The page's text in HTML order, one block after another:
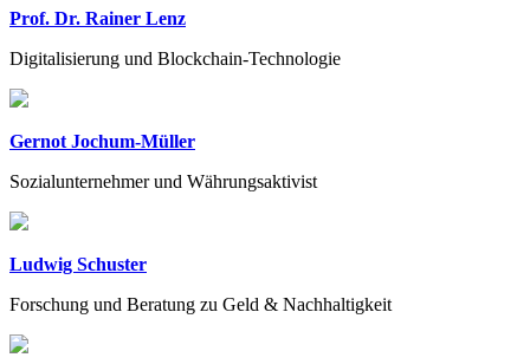
Prof. Dr. Rainer Lenz
Digitalisierung und Blockchain-Technologie
Gernot Jochum-Müller
Sozialunternehmer und Währungsaktivist
Ludwig Schuster
Forschung und Beratung zu Geld & Nachhaltigkeit